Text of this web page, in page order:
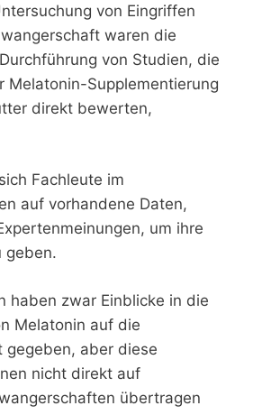
von Eingriffen
waren die
von Studien, die
Melatonin-Supplementierung
direkt bewerten,
Fachleute im
auf vorhandene Daten,
um ihre
geben.
haben zwar Einblicke in die
Melatonin auf die
gegeben, aber diese
nicht direkt auf
übertragen